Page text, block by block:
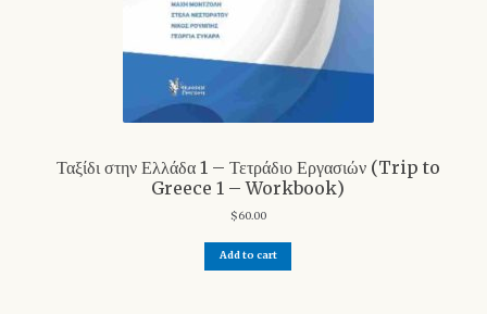
Ταξίδι στην Ελλάδα 1 – Τετράδιο Εργασιών (Trip to
Greece 1 – Workbook)
$60.00
Add to cart